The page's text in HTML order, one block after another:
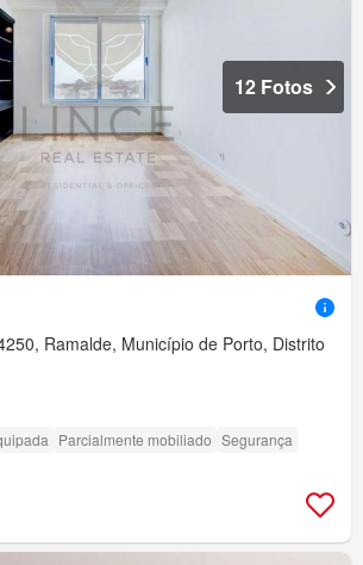
12 Fotos
Ramalde, Município de Porto, Distrito
Parcialmente mobiliado Segurança